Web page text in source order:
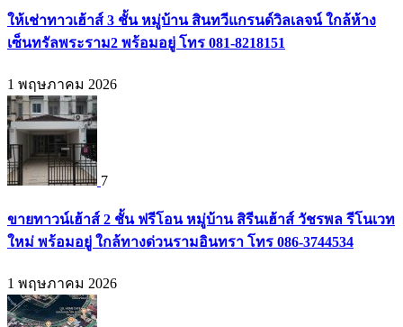
ให้เช่าทาวเฮ้าส์ 3 ชั้น หมู่บ้าน สินทวีแกรนด์วิลเลจน์ ใกล้ห้าง
เซ็นทรัลพระราม2 พร้อมอยู่ โทร 081-8218151
1 พฤษภาคม 2026
7
ขายทาวน์เฮ้าส์ 2 ชั้น ฟรีโอน หมู่บ้าน สิรีนเฮ้าส์ วัชรพล รีโนเวท
ใหม่ พร้อมอยู่ ใกล้ทางด่วนรามอินทรา โทร 086-3744534
1 พฤษภาคม 2026